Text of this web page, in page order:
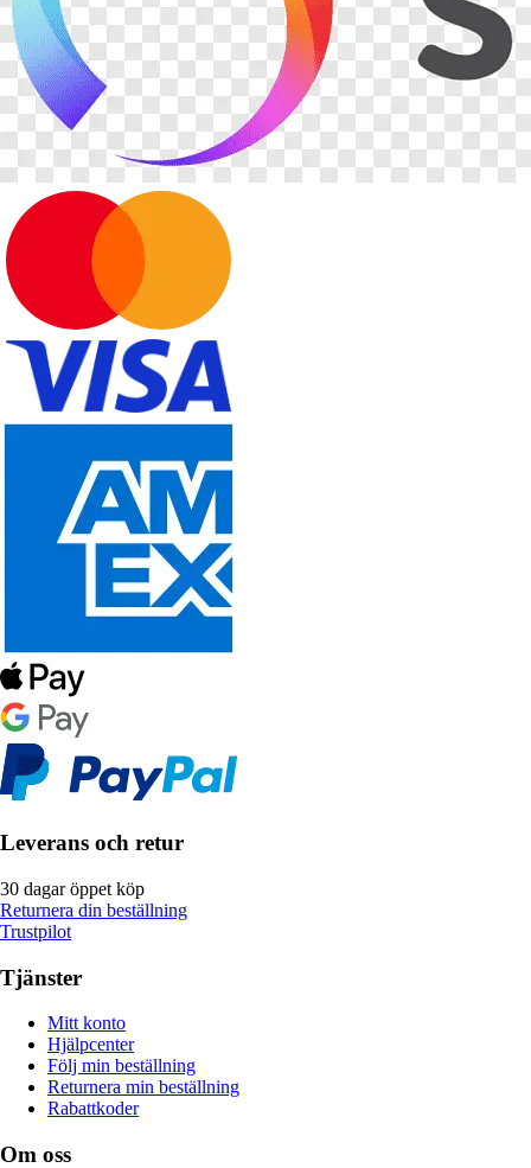
Leverans och retur
30 dagar öppet köp
Returnera din beställning
Trustpilot
Tjänster
Mitt konto
Hjälpcenter
Följ min beställning
Returnera min beställning
Rabattkoder
Om oss